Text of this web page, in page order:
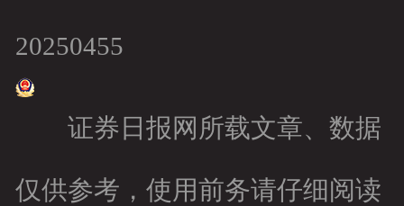
20250455
证券日报网所载文章、数据
仅供参考，使用前务请仔细阅读